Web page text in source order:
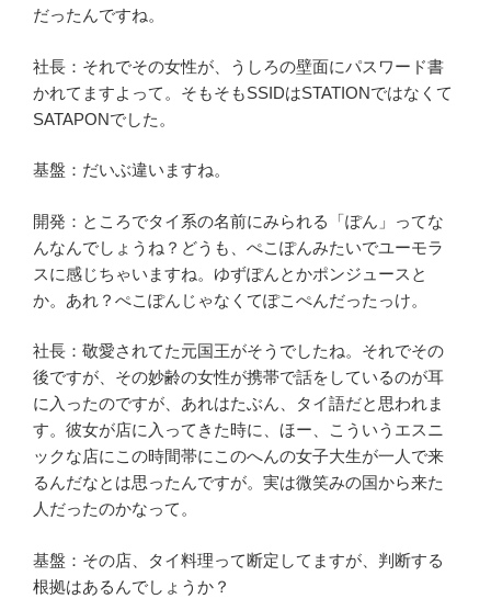
だったんですね。
社長：それでその女性が、うしろの壁面にパスワード書
かれてますよって。そもそもSSIDはSTATIONではなくて
SATAPONでした。
基盤：だいぶ違いますね。
開発：ところでタイ系の名前にみられる「ぽん」ってな
んなんでしょうね？どうも、ぺこぽんみたいでユーモラ
スに感じちゃいますね。ゆずぽんとかポンジュースと
か。あれ？ぺこぽんじゃなくてぽこぺんだったっけ。
社長：敬愛されてた元国王がそうでしたね。それでその
後ですが、その妙齢の女性が携帯で話をしているのが耳
に入ったのですが、あれはたぶん、タイ語だと思われま
す。彼女が店に入ってきた時に、ほー、こういうエスニ
ックな店にこの時間帯にこのへんの女子大生が一人で来
るんだなとは思ったんですが。実は微笑みの国から来た
人だったのかなって。
基盤：その店、タイ料理って断定してますが、判断する
根拠はあるんでしょうか？